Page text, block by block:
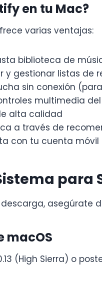
en tu Mac?
varias ventajas:
biblioteca de
y gestionar listas de
sin conexión
multimedia
alta calidad
a través de
con tu cuenta móvil
para
asegúrate
macOS
(High Sierra) o